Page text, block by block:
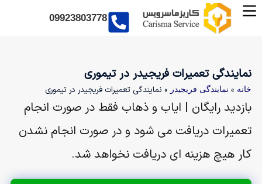
09923803778
نمایندگی تعمیرات فریجیدر در تیموری
خانه » نمایندگی فریجیدر » نمایندگی تعمیرات فریجیدر در تیموری
بازدید رایگان | ایاب و ذهاب فقط در صورت انجام
تعمیرات دریافت می شود و در صورت انجام نشدن
کار هیچ هزینه ای دریافت نخواهد شد.